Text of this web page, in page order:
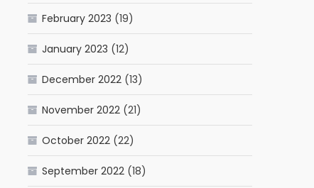
February 2023 (19)
January 2023 (12)
December 2022 (13)
November 2022 (21)
October 2022 (22)
September 2022 (18)